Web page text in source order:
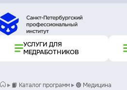
УСЛУГИ ДЛЯ
МЕДРАБОТНИКОВ
📙 Каталог программ 🟢 Медицина